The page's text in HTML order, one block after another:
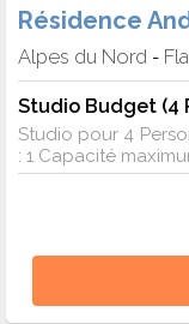
Résidence
Alpes du Nord -
Studio Budget (4
Studio pour 4
: 1 Capacité